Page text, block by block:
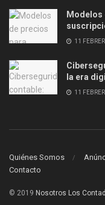
Modelos
11
la era
11
Quiénes Somos
Contacto
© 2019 Nosotros Los